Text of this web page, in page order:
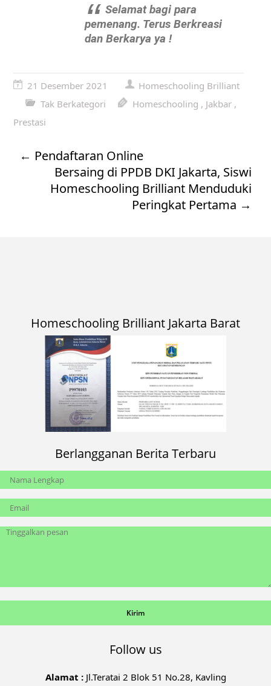
Selamat bagi para
pemenang. Terus Berkreasi
dan Berkarya ya !
21 Desember 2021
Homeschooling Brilliant
Tak Berkategori
Homeschooling , Jakbar ,
Prestasi
← Pendaftaran Online
Bersaing di PPDB DKI Jakarta, Siswi
Homeschooling Brilliant Menduduki
Peringkat Pertama →
Homeschooling Brilliant Jakarta Barat
Berlangganan Berita Terbaru
Follow us
Alamat :Jl.Teratai 2 Blok 51 No.28, Kavling